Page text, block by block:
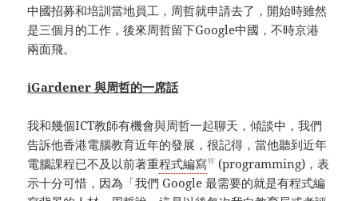
中國招募和培訓當地員工，周哲就申請去了，開始時雖然
是三個月的工作，後來周哲留下Google中國，不時京港
兩面飛。
iGardener 與周哲的一席話
我和幾個ICT教師有機會與周哲一起聊天，傾談中，我們
告訴他香港電腦教育近年的發展，很記得，當他聽到近年
電腦課程已不及以前著重程式編寫W (programming)，表
示十分可惜，因為「我們 Google 最需要的就是有程式編